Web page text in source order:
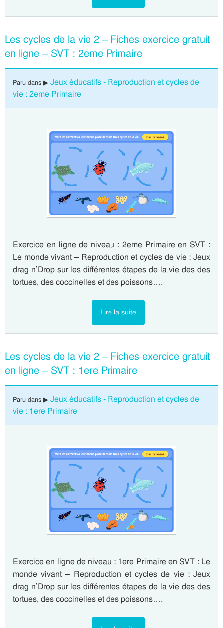
Les cycles de la vie 2 – Fiches exercice gratuit
en ligne – SVT : 2eme Primaire
Paru dans ▶ Jeux éducatifs - Reproduction et cycles de
vie : 2eme Primaire
Exercice en ligne de niveau : 2eme Primaire en SVT :
Le monde vivant – Reproduction et cycles de vie : Jeux
drag n’Drop sur les différentes étapes de la vie des des
tortues, des coccinelles et des poissons….
Lire la suite
Les cycles de la vie 2 – Fiches exercice gratuit
en ligne – SVT : 1ere Primaire
Paru dans ▶ Jeux éducatifs - Reproduction et cycles de
vie : 1ere Primaire
Exercice en ligne de niveau : 1ere Primaire en SVT : Le
monde vivant – Reproduction et cycles de vie : Jeux
drag n’Drop sur les différentes étapes de la vie des des
tortues, des coccinelles et des poissons….